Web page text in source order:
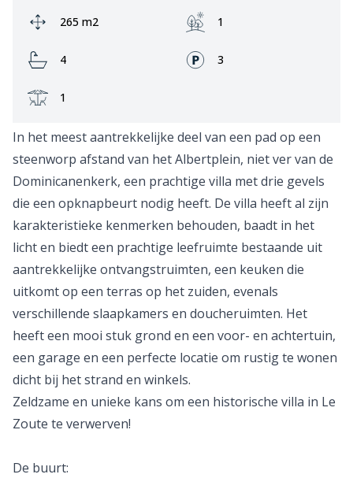
Ground area:
265 m2 Garden:
1
Bathrooms:
4 Fronts:
3
Terrace:
1
In het meest aantrekkelijke deel van een pad op een
steenworp afstand van het Albertplein, niet ver van de
Dominicanenkerk, een prachtige villa met drie gevels
die een opknapbeurt nodig heeft. De villa heeft al zijn
karakteristieke kenmerken behouden, baadt in het
licht en biedt een prachtige leefruimte bestaande uit
aantrekkelijke ontvangstruimten, een keuken die
uitkomt op een terras op het zuiden, evenals
verschillende slaapkamers en doucheruimten. Het
heeft een mooi stuk grond en een voor- en achtertuin,
een garage en een perfecte locatie om rustig te wonen
dicht bij het strand en winkels.
Zeldzame en unieke kans om een historische villa in Le
Zoute te verwerven!
De buurt: